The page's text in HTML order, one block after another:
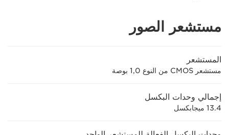
مستشعر الصور
المستشعر
مستشعر CMOS من النوع 1,0 بوصة
إجمالي وحدات البكسل
13.4 ميجابكسل